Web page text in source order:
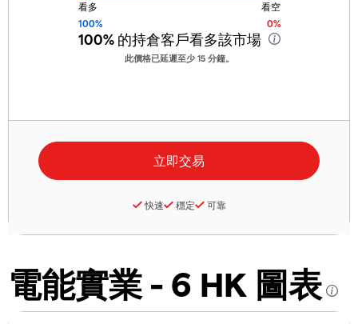
電能實業 - 6 HK 圖表
看多
看空
100%
0%
100%的持倉客戶看多該市場
此價格已延遲至少 15 分鐘。
快速 穩定 可靠